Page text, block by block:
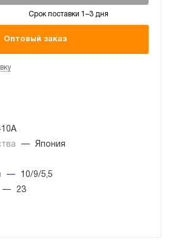
Срок поставки 1–3 дня
Оптовый заказ
—
Япония
—
10/9/5,5
— 23